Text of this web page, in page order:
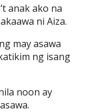
anak ako na
ni Aiza.
may asawa
ng isang
noon ay